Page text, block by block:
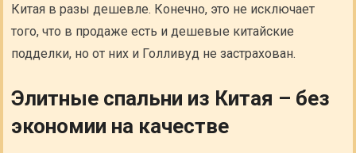
Китая в разы дешевле. Конечно, это не исключает
того, что в продаже есть и дешевые китайские
подделки, но от них и Голливуд не застрахован.
Элитные спальни из Китая – без
экономии на качестве